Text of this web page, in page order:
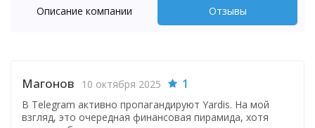
Описание компании Отзывы
Магонов 10 октября 2025 1
В Telegram активно пропагандируют Yardis. На мой
взгляд, это очередная финансовая пирамида, хотя